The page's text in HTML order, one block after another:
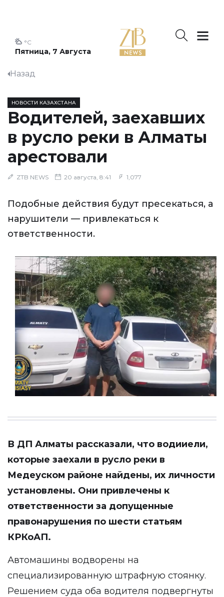
Пятница, 7 Августа
°C
Назад
НОВОСТИ КАЗАХСТАНА
Водителей, заехавших
в русло реки в Алматы
арестовали
ZTB NEWS 20 августа, 8:41 1,077
Подобные действия будут пресекаться, а
нарушители — привлекаться к
ответственности.
В ДП Алматы рассказали, что водииели,
которые заехали в русло реки в
Медеуском районе найдены, их личности
установлены. Они привлечены к
ответственности за допущенные
правонарушения по шести статьям
КРКоАП.
Автомашины водворены на
специализированную штрафную стоянку.
Решением суда оба водителя подвергнуты